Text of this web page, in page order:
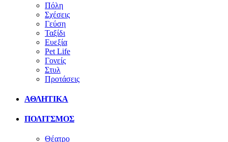
Πόλη
Σχέσεις
Γεύση
Ταξίδι
Ευεξία
Pet Life
Γονείς
Στυλ
Προτάσεις
ΑΘΛΗΤΙΚΑ
ΠΟΛΙΤΣΜΟΣ
Θέατρο